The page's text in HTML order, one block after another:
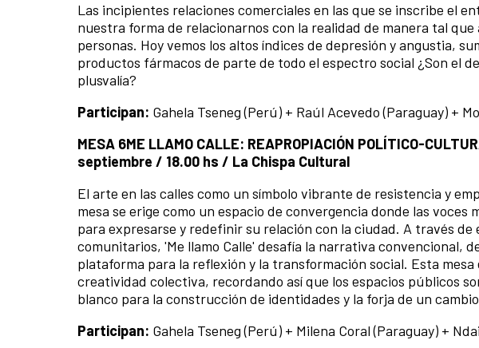
Las incipientes relaciones comerciales en las que se inscribe el
nuestra forma de relacionarnos con la realidad de manera tal
personas. Hoy vemos los altos índices de depresión y angustia,
productos fármacos de parte de todo el espectro social ¿Son el
plusvalía?
Participan: Gahela Tseneg (Perú) + Raúl Acevedo (Paraguay) +
MESA 6ME LLAMO CALLE: REAPROPIACIÓN POLÍTICO-
septiembre / 18.00 hs / La Chispa Cultural
El arte en las calles como un símbolo vibrante de resistencia y
mesa se erige como un espacio de convergencia donde las
para expresarse y redefinir su relación con la ciudad. A través
comunitarios, 'Me llamo Calle' desafía la narrativa convencional,
plataforma para la reflexión y la transformación social. Esta
creatividad colectiva, recordando así que los espacios públicos
blanco para la construcción de identidades y la forja de un
Participan: Gahela Tseneg (Perú) + Milena Coral (Paraguay) +